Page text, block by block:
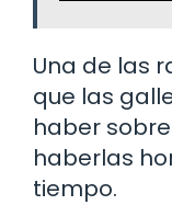
Una de las
que las
haber
haberlas
tiempo.